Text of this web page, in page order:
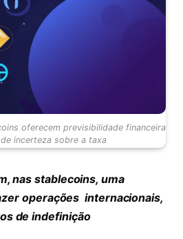
oferecem previsibilidade financeira
incerteza sobre a taxa
nas stablecoins, uma
operações internacionais,
de indefinição